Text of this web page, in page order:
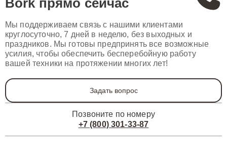
Bork прямо сейчас
Мы поддерживаем связь с нашими клиентами
круглосуточно, 7 дней в неделю, без выходных и
праздников. Мы готовы предпринять все возможные
усилия, чтобы обеспечить бесперебойную работу
вашей техники на протяжении многих лет!
Задать вопрос
Позвоните по номеру
+7 (800) 301-33-87